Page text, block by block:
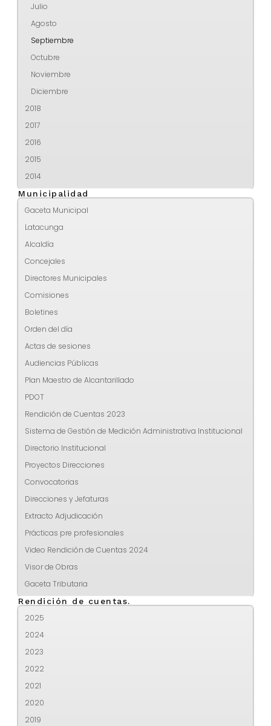
Julio
Agosto
Septiembre
Octubre
Noviembre
Diciembre
2018
2017
2016
2015
2014
Municipalidad
Gaceta Municipal
Latacunga
Alcaldía
Concejales
Directores Municipales
Comisiones
Boletines
Orden del día
Actas de sesiones
Audiencias Públicas
Plan Maestro de Alcantarillado
PDOT
Rendición de Cuentas 2023
Sistema de Gestión de Medición Administrativa Institucional
Directorio Institucional
Proyectos Direcciones
Convocatorias
Direcciones y Jefaturas
Extracto Adjudicación
Prácticas pre profesionales
Video Rendición de Cuentas 2024
Visor de Obras
Gaceta Tributaria
Rendición de cuentas.
2025
2024
2023
2022
2021
2020
2019